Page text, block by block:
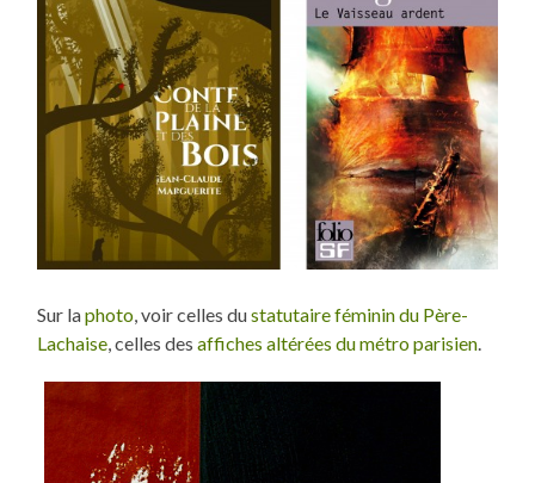
Sur laphoto, voir celles dustatutaire féminin du Père-
Lachaise, celles desaffiches altérées du métro parisien.